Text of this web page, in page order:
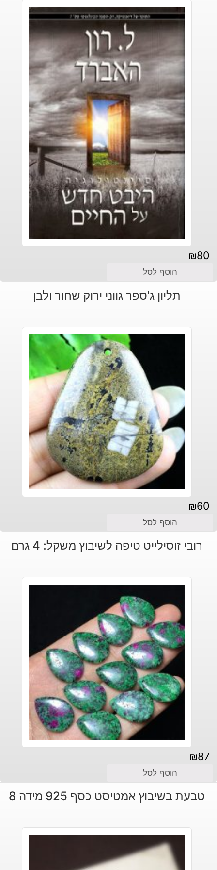
₪80
הוסף לסל
תליון ג'ספר גווני ירוק שחור ולבן
₪60
הוסף לסל
רובי זוסילייט טיפה לשיבוץ משקל: 4 גרם
₪87
הוסף לסל
טבעת בשיבוץ אמטיסט כסף 925 מידה 8